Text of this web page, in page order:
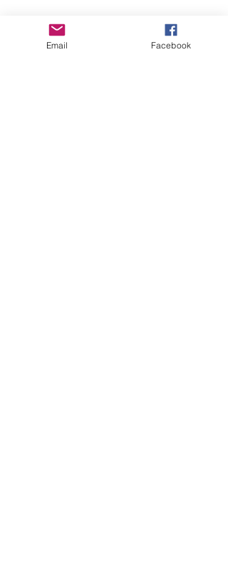
CourgettesMenthe
ENTRÉES ET TAPAS
Email Facebook